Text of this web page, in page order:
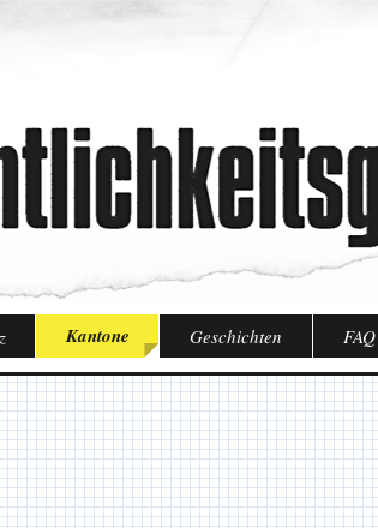
Kantone Geschichten FAQ